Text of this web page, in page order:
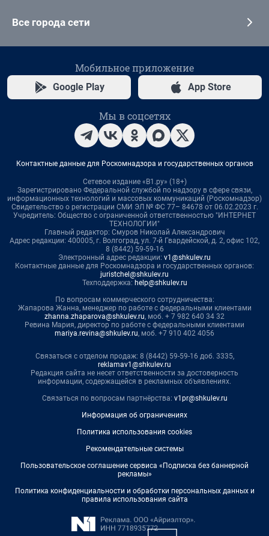
Все города сети
Мобильное приложение
Google Play App Store
Мы в соцсетях
Контактные данные для Роскомнадзора и государственных органов
Сетевое издание «В1.ру» (18+)
Зарегистрировано Федеральной службой по надзору в сфере связи,
информационных технологий и массовых коммуникаций (Роскомнадзор)
Свидетельство о регистрации СМИ ЭЛ № ФС 77– 84678 от 06.02.2023 г.
Учредитель: Общество с ограниченной ответственностью "ИНТЕРНЕТ
ТЕХНОЛОГИИ"
Главный редактор: Смуров Николай Александрович
Адрес редакции: 400005, г. Волгоград, ул. 7-й Гвардейской, д. 2, офис 102,
8 (8442) 59-59-16
Электронный адрес редакции: v1@shkulev.ru
Контактные данные для Роскомнадзора и государственных органов:
juristchel@shkulev.ru
Техподдержка: help@shkulev.ru
По вопросам коммерческого сотрудничества:
Жапарова Жанна, менеджер по работе с федеральными клиентами
zhanna.zhaparova@shkulev.ru, моб. + 7 982 640 34 32
Ревина Мария, директор по работе с федеральными клиентами
mariya.revina@shkulev.ru, моб. +7 910 402 4056
Связаться с отделом продаж: 8 (8442) 59-59-16 доб. 3335,
reklamav1@shkulev.ru
Редакция сайта не несет ответственности за достоверность
информации, содержащейся в рекламных объявлениях.
Связаться по вопросам партнёрства: v1pr@shkulev.ru
Информация об ограничениях
Политика использования cookies
Рекомендательные системы
Пользовательское соглашение сервиса «Подписка без баннерной
рекламы»
Политика конфиденциальности и обработки персональных данных и
правила использования сайта